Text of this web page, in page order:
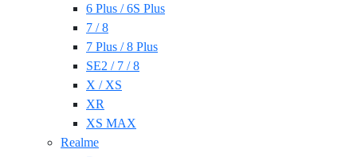
6 Plus / 6S Plus
7 / 8
7 Plus / 8 Plus
SE2 / 7 / 8
X / XS
XR
XS MAX
Realme